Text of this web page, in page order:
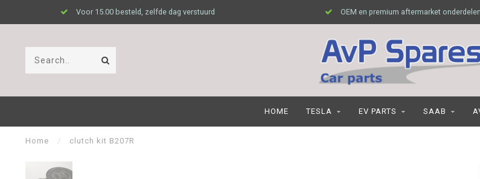
Voor 15.00 besteld, zelfde dag verstuurd OEM en premium aftermarket onderdelen
HOME TESLA EV PARTS SAAB
Home / clutch kit B207R